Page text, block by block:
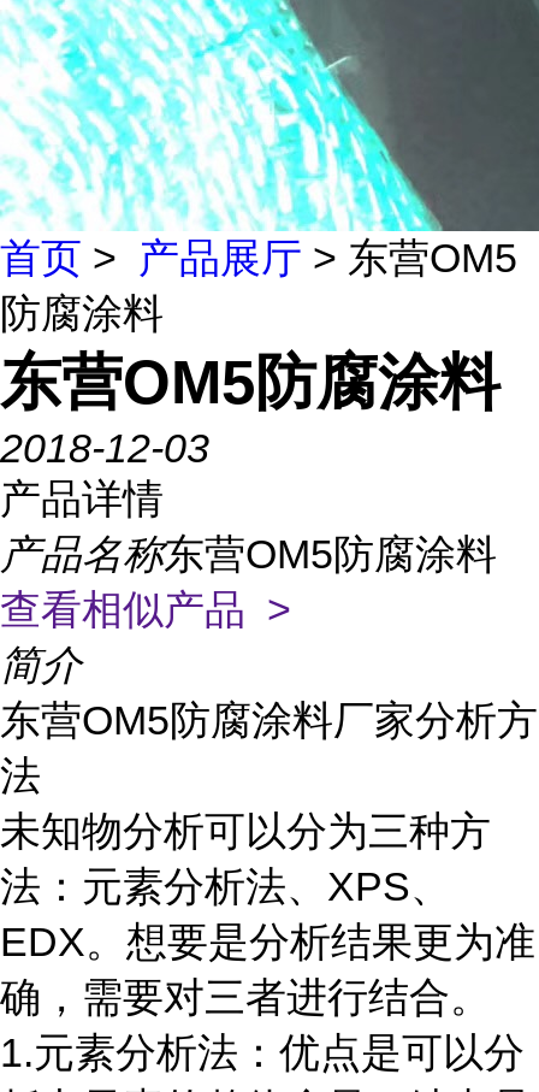
首页 > 产品展厅 > 东营OM5
防腐涂料
东营OM5防腐涂料
2018-12-03
产品详情
产品名称东营OM5防腐涂料
查看相似产品 >
简介
东营OM5防腐涂料厂家分析方
法
未知物分析可以分为三种方
法：元素分析法、XPS、
EDX。想要是分析结果更为准
确，需要对三者进行结合。
1.元素分析法：优点是可以分